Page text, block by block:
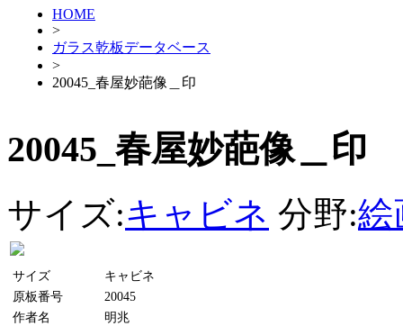
HOME
>
ガラス乾板データベース
>
20045_春屋妙葩像＿印
20045_春屋妙葩像＿印
サイズ:キャビネ 分野:絵
サイズ
キャビネ
原板番号
20045
作者名
明兆